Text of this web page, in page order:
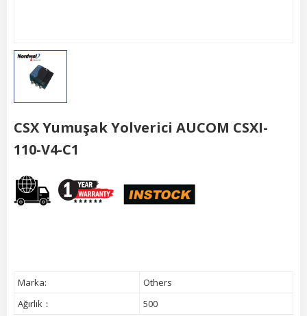
CSX Yumuşak Yolverici AUCOM CSXI-
110-V4-C1
Marka:
Others
Ağırlık：
500